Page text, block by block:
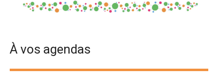
À vos agendas